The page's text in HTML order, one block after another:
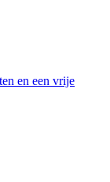
en een vrije